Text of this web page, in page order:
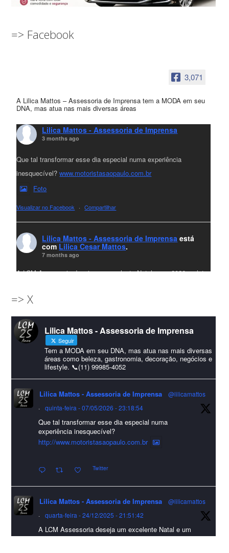
=> Facebook
3,071
A Lilica Mattos – Assessoria de Imprensa tem a MODA em seu
DNA, mas atua nas mais diversas áreas
Lilica Mattos - Assessoria de Imprensa
3 months ago
Que tal transformar esse dia especial numa experiência
inesquecível?www.motoristasaopaulo.com.br
Foto
Visualizar no Facebook · Compartilhar
Lilica Mattos - Assessoria de Imprensa está
com Lilica Cesar Mattos.
7 months ago
A LCM Assessoria deseja um excelente Natal e um 2026 repleto
amigos que sempre nos acompanham!🎄✨🥂❤️
#lcmassessoriassessoria#natal #merrychristmas #felizanonovo
#HappyNewYear
Foto
Visualizar no Facebook · Compartilhar
Lilica Mattos - Assessoria de Imprensa
9 months ago
A Abrafas - Associação Brasileira de Fibras Artificiais e
Sintéticas foi destaque na Revista Química e Derivados, na
incertezas do mercado global".
Confira detalhes 🗞📰📈
#sustentabilidade #FibrasSintéticas #EconomiaCircular #Abrafas
#IndústriaTêxtil
Foto
=> X
Lilica Mattos - Assessoria de Imprensa
Seguir
Tem a MODA em seu DNA, mas atua nas mais diversas
áreas como beleza, gastronomia, decoração, negócios e
lifestyle. 📞(11) 99985-4052
Lilica Mattos - Assessoria de Imprensa
@lilicamattos
·
quinta-feira - 07/05/2026 - 23:18:54
Que tal transformar esse dia especial numa
experiência inesquecível?
http://www.motoristasaopaulo.com.br
Twitter
Lilica Mattos - Assessoria de Imprensa
@lilicamattos
·
quarta-feira - 24/12/2025 - 21:51:42
A LCM Assessoria deseja um excelente Natal e um
2026 repleto de conquistas e realizações para todos